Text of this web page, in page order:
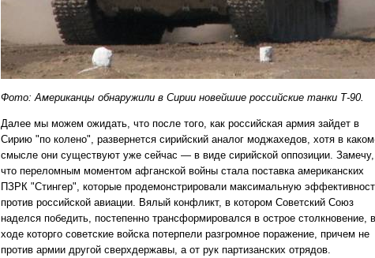
Фото: Американцы обнаружили в Сирии новейшие российские танки Т-90.
Далее мы можем ожидать, что после того, как российская армия зайдет в
Сирию "по колено", развернется сирийский аналог моджахедов, хотя в
смысле они существуют уже сейчас — в виде сирийской оппозиции. Замечу,
что переломным моментом афганской войны стала поставка американских
ПЗРК "Стингер", которые продемонстрировали максимальную
против российской авиации. Вялый конфликт, в котором Советский Союз
наделся победить, постепенно трансформировался в острое столкновение, в
ходе которго советские войска потерпели разгромное поражение, причем не
против армии другой сверхдержавы, а от рук партизанских отрядов.